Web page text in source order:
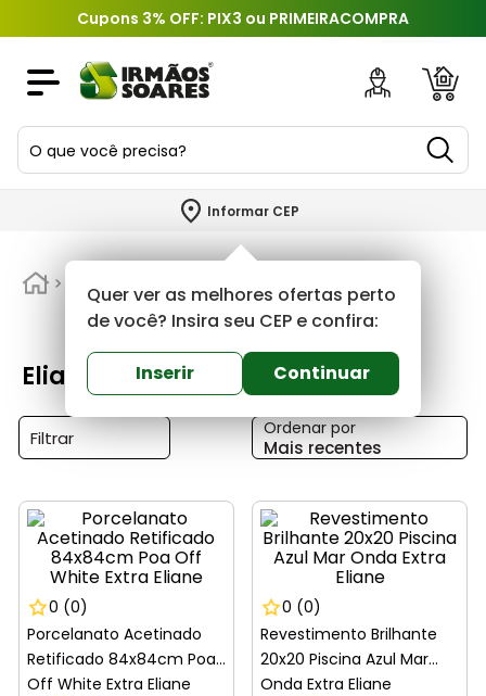
Cupons 3% OFF: PIX3 ou PRIMEIRACOMPRA
O que você precisa?
TERMOS MAIS BUSCADOS
2º
porta
revestimento
argamassa
6º
telha
8º
cimento
9º
vaso sanitário
10º janela
Informar CEP
Quer ver as melhores ofertas perto
de você? Insira seu CEP e confira:
Inserir Continuar
Eliane
Eliane
Ordenar por
Mais recentes
Filtrar
0 (0)
Porcelanato Acetinado
Retificado 84x84cm Poa
Off White Extra Eliane
0 (0)
Revestimento Brilhante
20x20 Piscina Azul Mar
Onda Extra Eliane